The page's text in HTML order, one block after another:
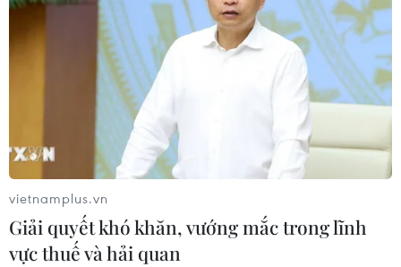
mạng và 3 người khác bị thương, nhưng không khí đau
buồn vẫn bao trùm con ngõ nhỏ 43 Trung Kính.
vietnamplus.vn
Giải quyết khó khăn, vướng mắc trong lĩnh
vực thuế và hải quan